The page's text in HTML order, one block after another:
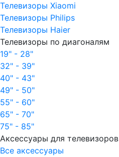
Телевизоры Xiaomi
Телевизоры Philips
Телевизоры Haier
Телевизоры по диагоналям
19" - 28"
32" - 39"
40" - 43"
49" - 50"
55" - 60"
65" - 70"
75" - 85"
Аксессуары для телевизоров
Все аксессуары